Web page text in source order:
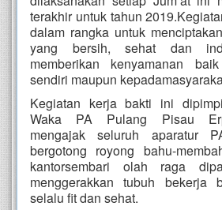
terakhir untuk tahun
dalam rangka untuk
yang bersih, sehat dan
memberikan kenyamanan
sendiri maupun
Kegiatan kerja bakti ini
Waka PA Pulang Pisau
mengajak seluruh aparatur
bergotong royong bahu-
kantorsembari olah raga
menggerakkan tubuh bekerja
selalu fit dan sehat.